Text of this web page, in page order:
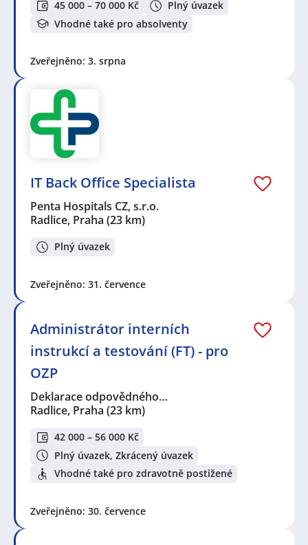
45 000 – 70 000 Kč
Plný úvazek
Vhodné také pro absolventy
Zveřejněno: 3. srpna
IT Back Office Specialista
Penta Hospitals CZ, s.r.o.
Radlice, Praha (23 km)
Plný úvazek
Zveřejněno: 31. července
Administrátor interních
instrukcí a testování (FT) - pro
OZP
Deklarace odpovědného…
Radlice, Praha (23 km)
42 000 – 56 000 Kč
Plný úvazek, Zkrácený úvazek
Vhodné také pro zdravotně postižené
Zveřejněno: 30. července